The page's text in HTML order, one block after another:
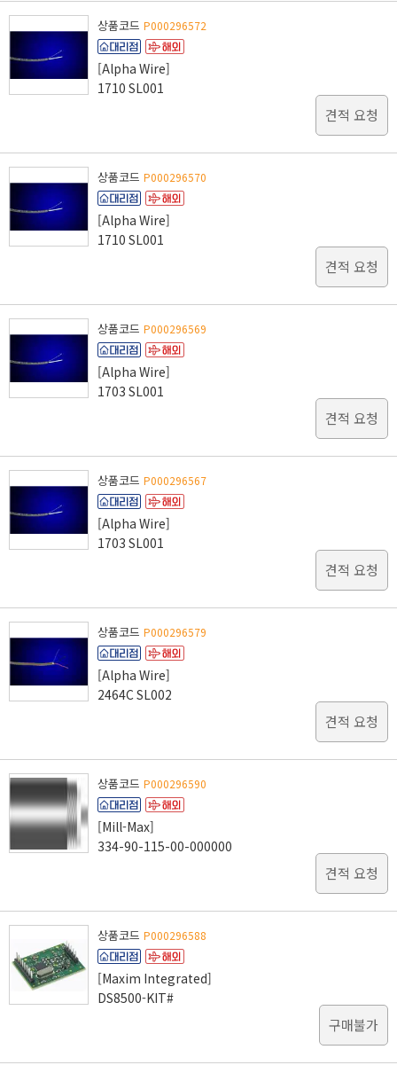
상품코드 P000296572
[Alpha Wire]
1710 SL001
견적 요청
상품코드 P000296570
[Alpha Wire]
1710 SL001
견적 요청
상품코드 P000296569
[Alpha Wire]
1703 SL001
견적 요청
상품코드 P000296567
[Alpha Wire]
1703 SL001
견적 요청
상품코드 P000296579
[Alpha Wire]
2464C SL002
견적 요청
상품코드 P000296590
[Mill-Max]
334-90-115-00-000000
견적 요청
상품코드 P000296588
[Maxim Integrated]
DS8500-KIT#
구매불가